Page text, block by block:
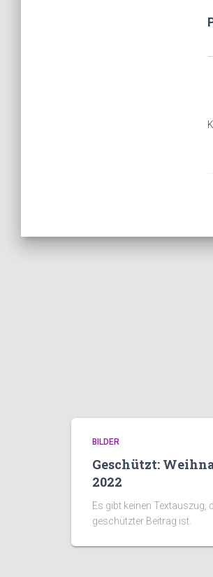
BILDER
Geschützt:
2022
Es gibt keinen Textauszug,
geschützter Beitrag ist.